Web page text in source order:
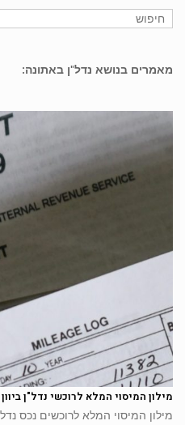
מאמרים בנושא נדל"ן באתונה:
מילון המיסוי המלא לרוכשי נדל"ן
מילון המיסוי המלא לרוכשים נכס